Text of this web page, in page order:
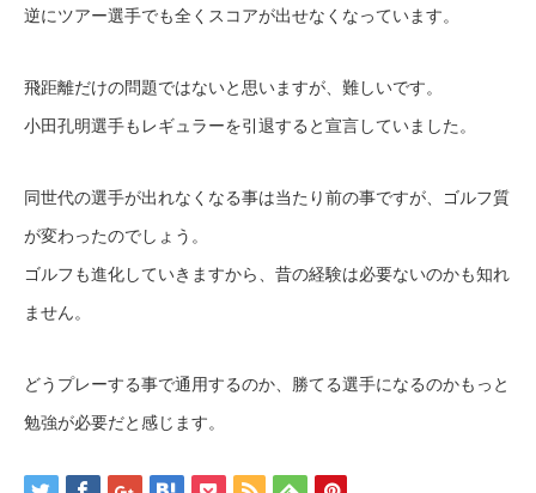
逆にツアー選手でも全くスコアが出せなくなっています。
飛距離だけの問題ではないと思いますが、難しいです。
小田孔明選手もレギュラーを引退すると宣言していました。
同世代の選手が出れなくなる事は当たり前の事ですが、ゴルフ質
が変わったのでしょう。
ゴルフも進化していきますから、昔の経験は必要ないのかも知れ
ません。
どうプレーする事で通用するのか、勝てる選手になるのかもっと
勉強が必要だと感じます。